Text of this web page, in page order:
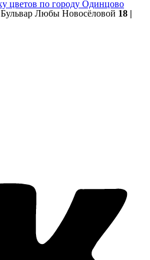
Бульвар Любы Новосёловой 18 |